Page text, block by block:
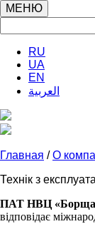
МЕНЮ
RU
UA
EN
العربية
Главная /О
Технік з
ПАТ НВЦ
відповідає